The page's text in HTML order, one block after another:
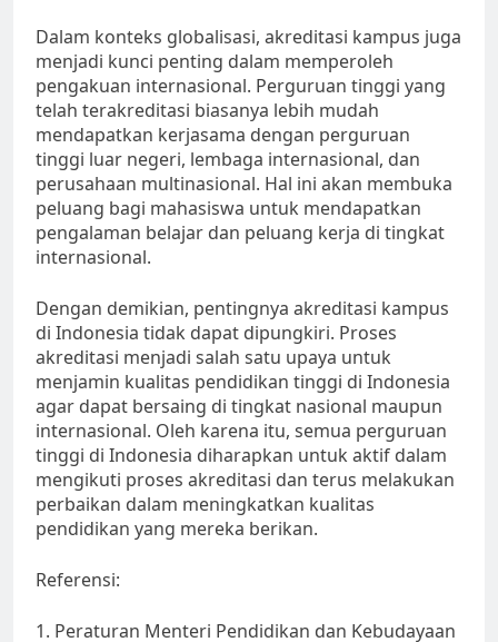
Dalam konteks globalisasi, akreditasi kampus juga
menjadi kunci penting dalam memperoleh
pengakuan internasional. Perguruan tinggi yang
telah terakreditasi biasanya lebih mudah
mendapatkan kerjasama dengan perguruan
tinggi luar negeri, lembaga internasional, dan
perusahaan multinasional. Hal ini akan membuka
peluang bagi mahasiswa untuk mendapatkan
pengalaman belajar dan peluang kerja di tingkat
internasional.
Dengan demikian, pentingnya akreditasi kampus
di Indonesia tidak dapat dipungkiri. Proses
akreditasi menjadi salah satu upaya untuk
menjamin kualitas pendidikan tinggi di Indonesia
agar dapat bersaing di tingkat nasional maupun
internasional. Oleh karena itu, semua perguruan
tinggi di Indonesia diharapkan untuk aktif dalam
mengikuti proses akreditasi dan terus melakukan
perbaikan dalam meningkatkan kualitas
pendidikan yang mereka berikan.
Referensi:
1. Peraturan Menteri Pendidikan dan Kebudayaan